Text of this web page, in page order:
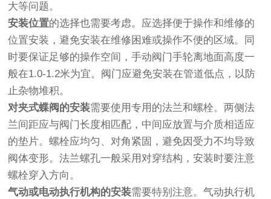
大等问题。
安装位置的选择也需要考虑。应选择便于操作和维修的
位置安装，避免安装在维修困难或操作不便的区域。同
时要保证足够的操作空间，手动阀门手轮离地面高度一
般在1.0-1.2米为宜。阀门应避免安装在管道低点，以防
止杂物堆积。
对夹式蝶阀的安装需要使用专用的法兰和螺栓。两侧法
兰间距应与阀门长度相匹配，中间应放置与介质相适应
的垫片。螺栓应均匀、对角紧固，避免因受力不均导致
阀体变形。法兰螺孔一般采用对穿结构，安装时要注意
螺栓穿入方向。
气动或电动执行机构的安装需要特别注意。气动执行机